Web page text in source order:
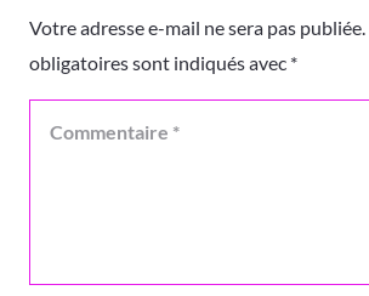
Votre adresse e-mail ne sera pas publiée.
obligatoires sont indiqués avec *